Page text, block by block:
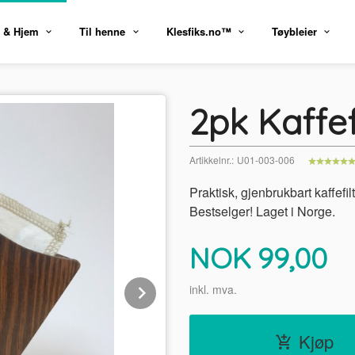
& Hjem Til henne Klesfiks.no™ Tøybleier
Next
2pk
Artikkelnr.: U01-003-006
Praktisk, gjenbrukbart
Bestselger! Laget i Norge.
Pris
NOK 99,00
inkl. mva.
Kjøp